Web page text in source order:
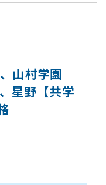
山村学園
星野【共学